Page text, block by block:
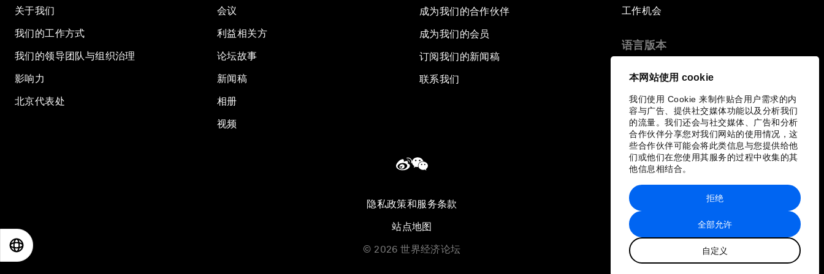
本网站使用 cookie
我们使用 Cookie 来制作贴合用户需求的内
容与广告、提供社交媒体功能以及分析我们
的流量。我们还会与社交媒体、广告和分析
合作伙伴分享您对我们网站的使用情况，这
些合作伙伴可能会将此类信息与您提供给他
们或他们在您使用其服务的过程中收集的其
他信息相结合。
全部允许
自定义
拒绝
关于我们
我们的工作方式
我们的领导团队与组织治理
影响力
北京代表处
会议
利益相关方
论坛故事
新闻稿
相册
视频
成为我们的合作伙伴
成为我们的会员
订阅我们的新闻稿
联系我们
工作机会
语言版本
隐私政策和服务条款
站点地图
© 2026 世界经济论坛